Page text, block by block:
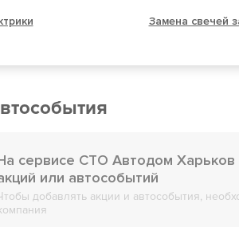
Замена свечей
сервисе СТО Автодом Харьков
или автособытий
добавлять акции и автособытия,